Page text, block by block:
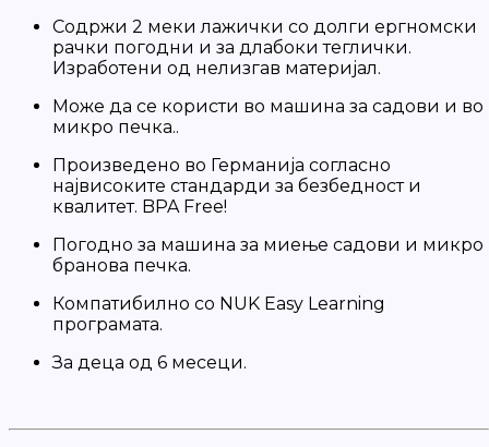
Содржи 2 меки лажички со долги ергномски
рачки погодни и за длабоки теглички.
Изработени од нелизгав материјал.
Moже да се користи во машина за садови и во
микро печка..
Произведено во Германија согласно
највисоките стандарди за безбедност и
квалитет. BPA Free!
Погодно за машина за миење садови и микро
бранова печка.
Компатибилно со NUK Easy Learning
програмата.
За деца од 6 месеци.